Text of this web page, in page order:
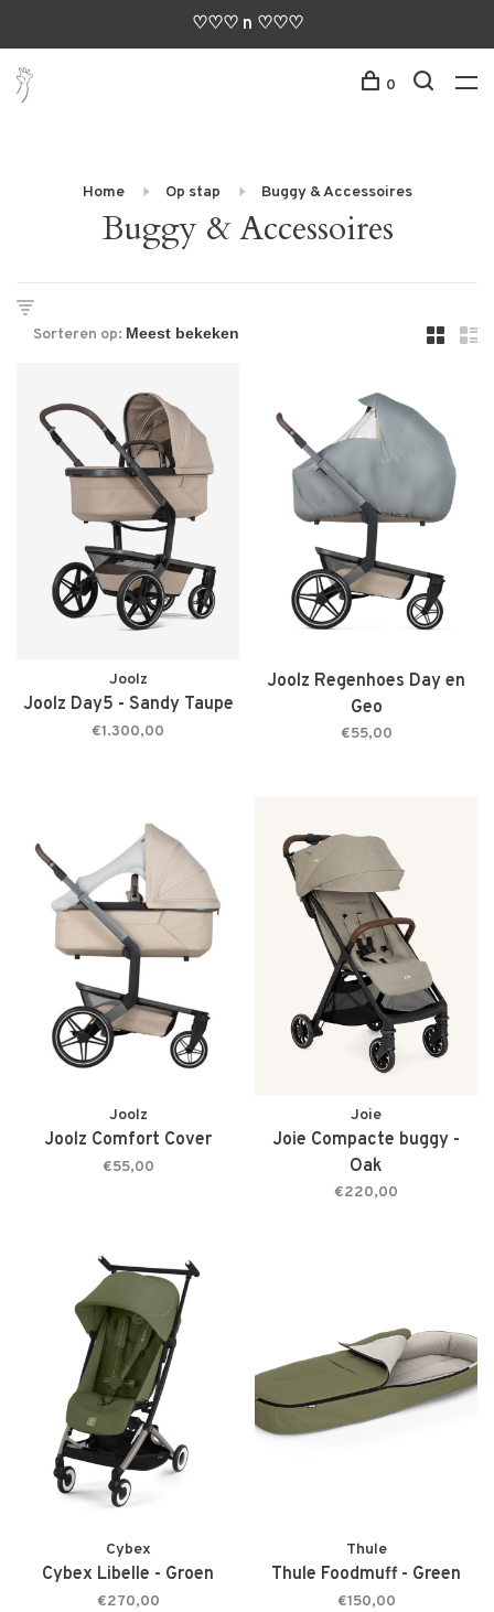
♡♡♡ n ♡♡♡
0
Home Op stap Buggy & Accessoires
Buggy & Accessoires
Sorteren op:
Joolz
Joolz Day5 - Sandy Taupe
€1.300,00
Joolz Regenhoes Day en
Geo
€55,00
Joolz
Joolz Comfort Cover
€55,00
Joie
Joie Compacte buggy -
Oak
€220,00
Cybex
Cybex Libelle - Groen
€270,00
Thule
Thule Foodmuff - Green
€150,00